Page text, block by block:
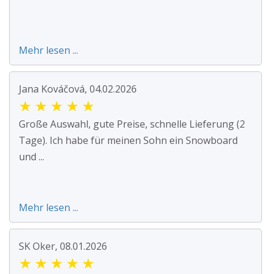
Mehr lesen ...
Jana Kováčová, 04.02.2026
★ ★ ★ ★ ★
Große Auswahl, gute Preise, schnelle Lieferung (2
Tage). Ich habe für meinen Sohn ein Snowboard
und ...
Mehr lesen ...
SK Oker, 08.01.2026
★ ★ ★ ★ ★